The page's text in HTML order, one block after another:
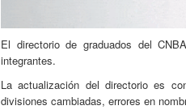
El directorio de graduados del
integrantes.
La actualización del directorio es
divisiones cambiadas, errores en